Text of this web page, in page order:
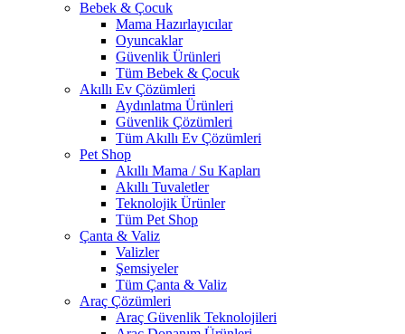
Bebek & Çocuk
Mama Hazırlayıcılar
Oyuncaklar
Güvenlik Ürünleri
Tüm Bebek & Çocuk
Akıllı Ev Çözümleri
Aydınlatma Ürünleri
Güvenlik Çözümleri
Tüm Akıllı Ev Çözümleri
Pet Shop
Akıllı Mama / Su Kapları
Akıllı Tuvaletler
Teknolojik Ürünler
Tüm Pet Shop
Çanta & Valiz
Valizler
Şemsiyeler
Tüm Çanta & Valiz
Araç Çözümleri
Araç Güvenlik Teknolojileri